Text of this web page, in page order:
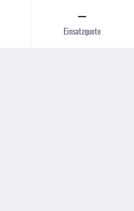
–
Einsatzquote